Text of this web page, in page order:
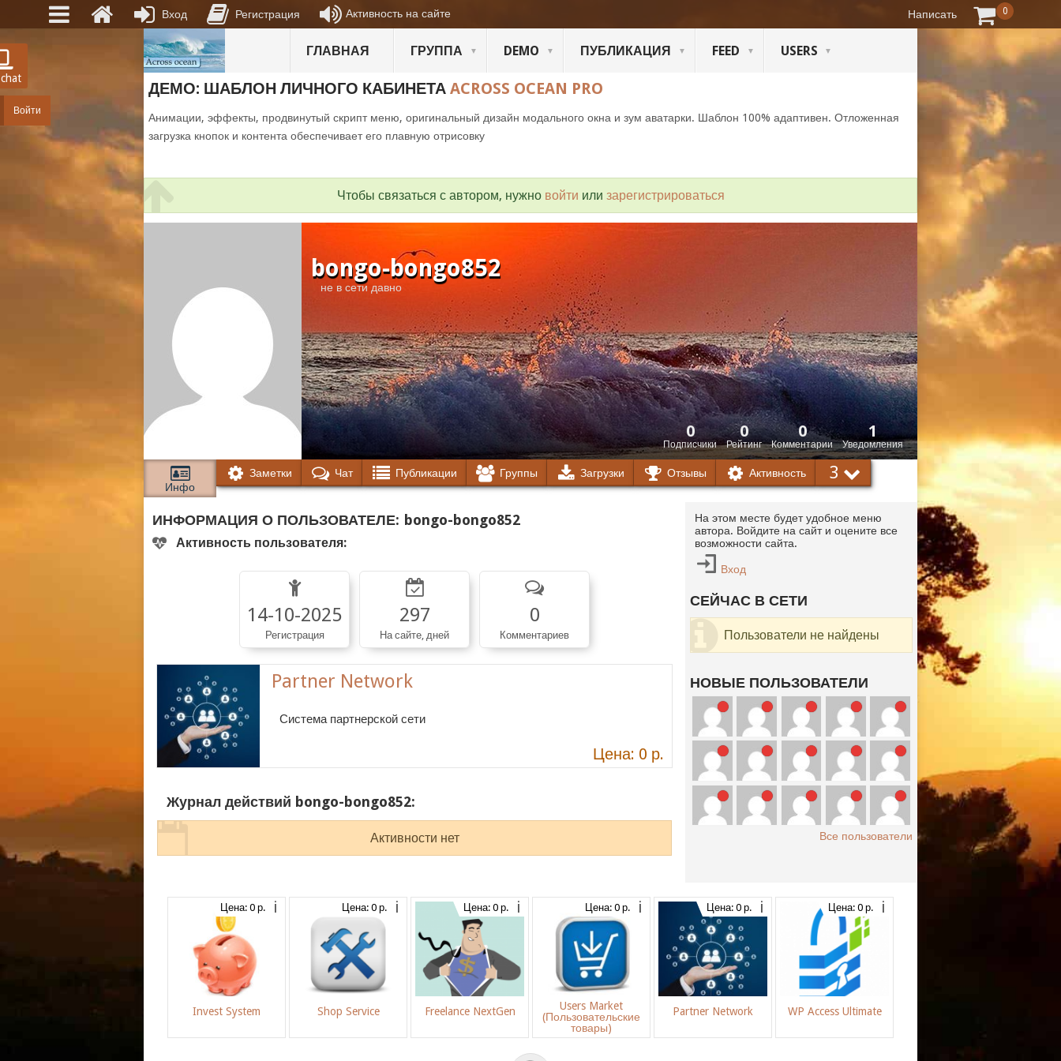
Войти
ГЛАВНАЯ ГРУППА DEMO ПУБЛИКАЦИЯ FEED USERS
ДЕМО: ШАБЛОН ЛИЧНОГО КАБИНЕТА ACROSS OCEAN PRO
Анимации, эффекты, продвинутый скрипт меню, оригинальный дизайн модального окна и зум аватарки. Шаблон 100% адаптивен. Отложенная
загрузка кнопок и контента обеспечивает его плавную отрисовку
Чтобы связаться с автором, нужно войти или зарегистрироваться
bongo-bongo852
не в сети давно
Подписчики
0
Рейтинг
0
Комментарии
0
Уведомления
1
Инфо
Заметки Чат Публикации Группы Загрузки Отзывы Активность 3
ИНФОРМАЦИЯ О ПОЛЬЗОВАТЕЛЕ: bongo-bongo852
Активность пользователя:
14-10-2025
Регистрация
297
На сайте, дней
0
Комментариев
Partner Network
Система партнерской сети
Цена: 0 р.
Журнал действий bongo-bongo852:
Активности нет
На этом месте будет удобное меню
автора. Войдите на сайт и оцените все
возможности сайта.
Вход
СЕЙЧАС В СЕТИ
Пользователи не найдены
НОВЫЕ ПОЛЬЗОВАТЕЛИ
Все пользователи
Цена: 0 р.
Invest System
Цена: 0 р.
Shop Service
Цена: 0 р.
Freelance NextGen
Цена: 0 р.
Users Market
(Пользовательские
товары)
Цена: 0 р.
Partner Network
Цена: 0 р.
WP Access Ultimate
Вход Регистрация Активность на сайте Написать 0